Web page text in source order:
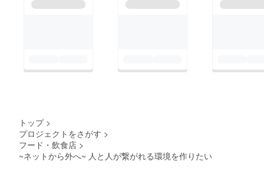
トップ >
プロジェクトをさがす >
フード・飲食店 >
~ネットから外へ~ 人と人が繋がれる環境を作りたい